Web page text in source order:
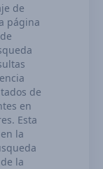
de
página
de
en
Esta
la
la